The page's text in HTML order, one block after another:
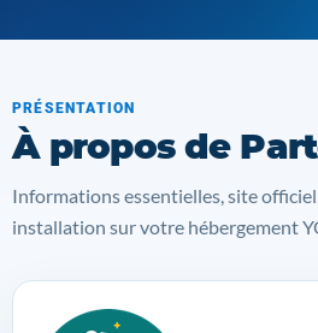
PRÉSENTATION
À propos de
Informations essentielles, site
installation sur votre hébergement